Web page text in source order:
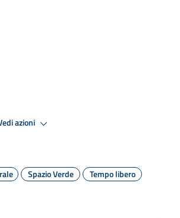
azioni
Spazio Verde
Tempo libero